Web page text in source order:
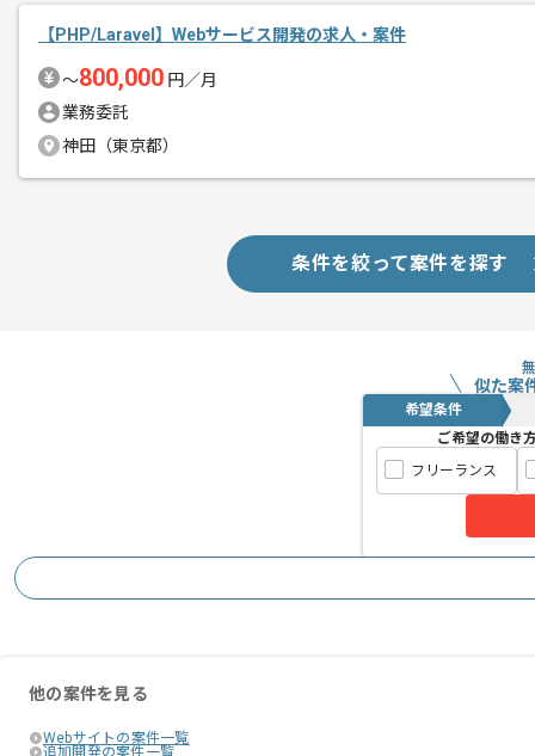
その他募集要項
レバテックでの実績がある企業の案件
システムエンジニアの経験を活かすこと
新しいアイディアや技術を積極的に導入
経験豊富なエンジニアと成長が出来る
スキルアップされたい方、長期的に参
【PHP/Laravel】Webサービス開発の求人・案件
〜800,000 円／月
業務委託
神田（東京都）
条件を絞って案件を探す
似た案
希望条件
ご希望の働き
フリーランス
他の案件を見る
Webサイトの案件一覧
追加開発の案件一覧